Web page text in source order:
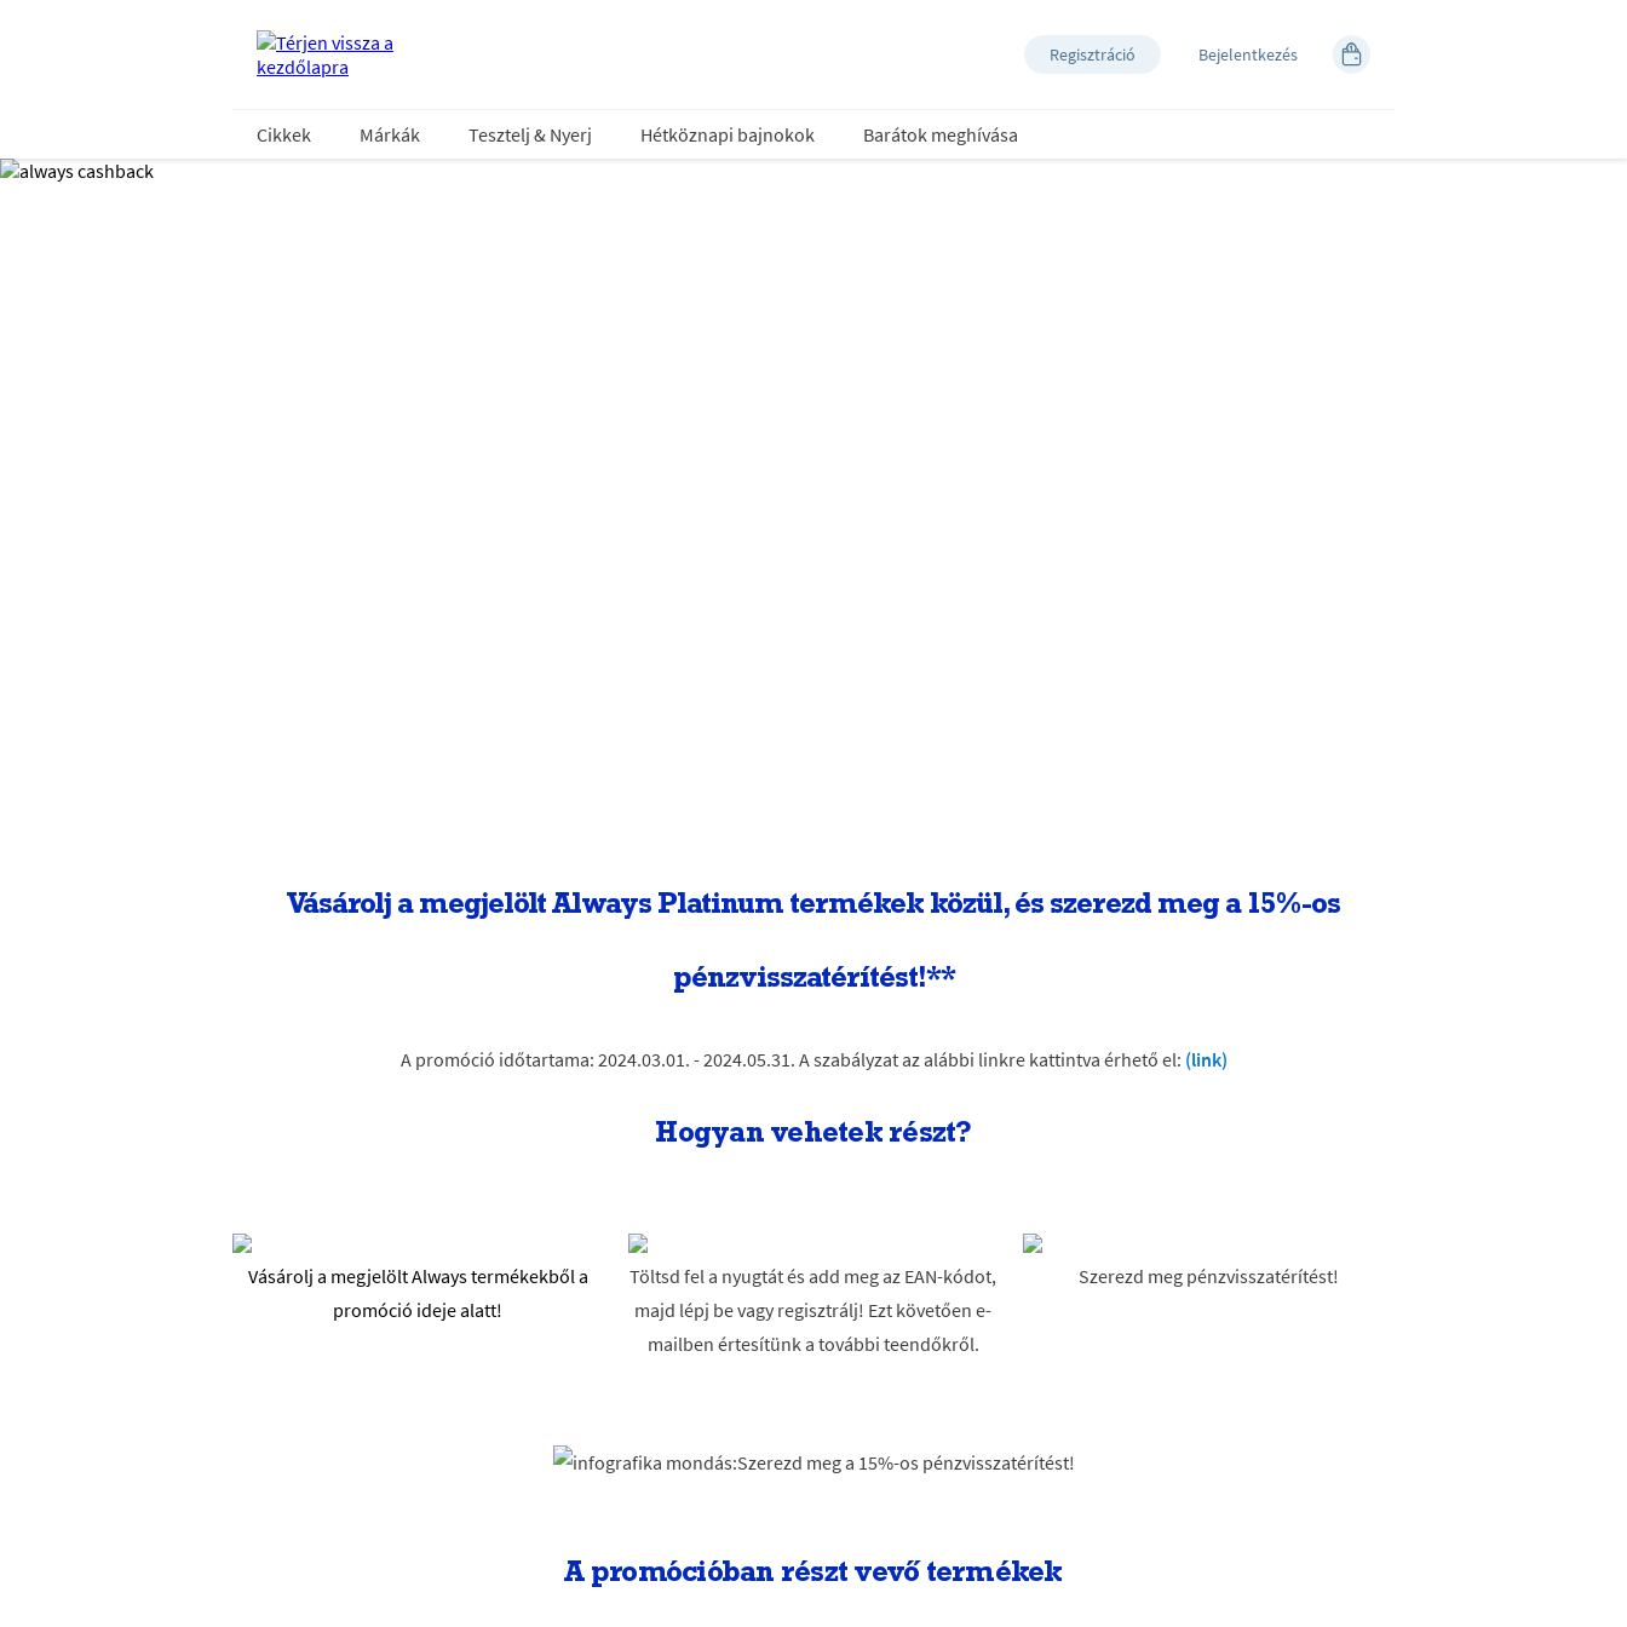
Regisztráció Bejelentkezés
Cikkek Márkák Tesztelj & Nyerj Hétköznapi bajnokok Barátok meghívása
Vásárolj a megjelölt Always Platinum termékek közül, és szerezd meg a 15%-os
pénzvisszatérítést!**
A promóció időtartama: 2024.03.01. - 2024.05.31. A szabályzat az alábbi linkre kattintva érhető el: (link)
Hogyan vehetek részt?
Vásárolj a megjelöltAlwaystermékekbőla
promóció idejealatt!
Töltsd fel a nyugtát és add meg az EAN-kódot,
majd lépj be vagy regisztrálj! Ezt követően e-
mailben értesítünk a további teendőkről.
Szerezd meg pénzvisszatérítést!
A promócióban részt vevő termékek